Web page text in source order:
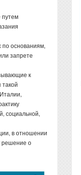
путем
по основаниям,
запрете
к
социальной,
в отношении
решение о